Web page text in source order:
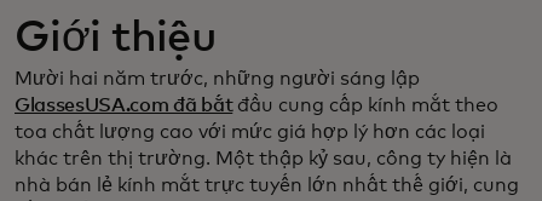
Giới thiệu
Mười hai năm trước, những người sáng lập
GlassesUSA.com đã bắtđầu cung cấp kính mắt theo
toa chất lượng cao với mức giá hợp lý hơn các loại
khác trên thị trường. Một thập kỷ sau, công ty hiện là
nhà bán lẻ kính mắt trực tuyến lớn nhất thế giới, cung